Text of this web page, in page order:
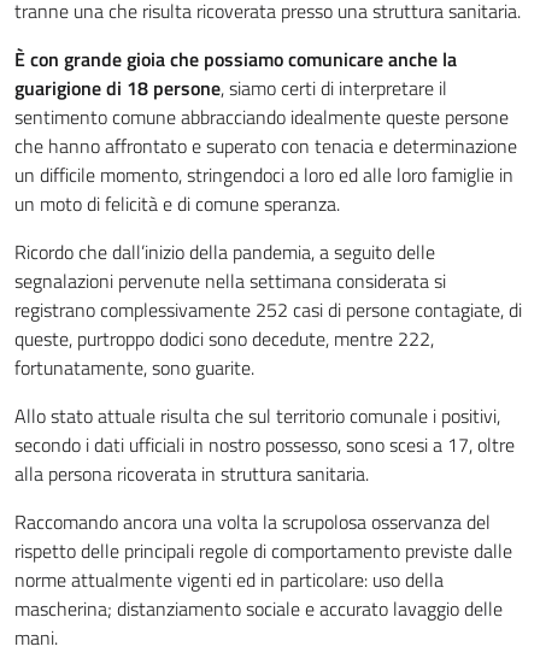
tranne una che risulta ricoverata presso una struttura sanitaria.
È con grande gioia che possiamo comunicare anche la
guarigione di 18 persone, siamo certi di interpretare il
sentimento comune abbracciando idealmente queste persone
che hanno affrontato e superato con tenacia e determinazione
un difficile momento, stringendoci a loro ed alle loro famiglie in
un moto di felicità e di comune speranza.
Ricordo che dall’inizio della pandemia, a seguito delle
segnalazioni pervenute nella settimana considerata si
registrano complessivamente 252 casi di persone contagiate, di
queste, purtroppo dodici sono decedute, mentre 222,
fortunatamente, sono guarite.
Allo stato attuale risulta che sul territorio comunale i positivi,
secondo i dati ufficiali in nostro possesso, sono scesi a 17, oltre
alla persona ricoverata in struttura sanitaria.
Raccomando ancora una volta la scrupolosa osservanza del
rispetto delle principali regole di comportamento previste dalle
norme attualmente vigenti ed in particolare: uso della
mascherina; distanziamento sociale e accurato lavaggio delle
mani.